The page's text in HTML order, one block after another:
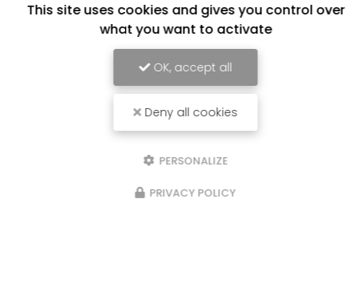
This site uses cookies and gives you control over
what you want to activate
OK, accept all
Deny all cookies
PERSONALIZE
PRIVACY POLICY